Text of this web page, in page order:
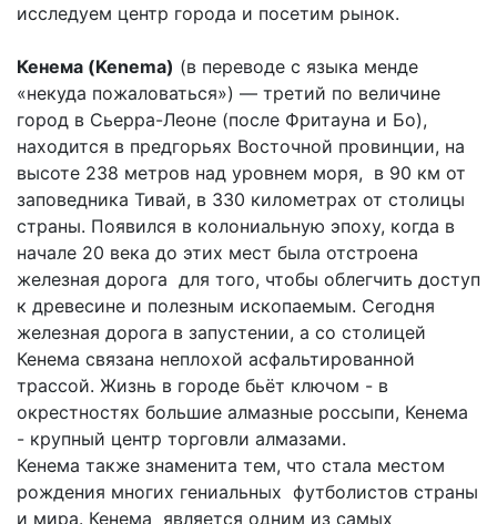
исследуем центр города и посетим рынок.
Кенема (Kenema) (в переводе с языка менде
«некуда пожаловаться») — третий по величине
город в Сьерра-Леоне (после Фритауна и Бо),
находится в предгорьях Восточной провинции, на
высоте 238 метров над уровнем моря, в 90 км от
заповедника Тивай, в 330 километрах от столицы
страны. Появился в колониальную эпоху, когда в
начале 20 века до этих мест была отстроена
железная дорога для того, чтобы облегчить доступ
к древесине и полезным ископаемым. Сегодня
железная дорога в запустении, а со столицей
Кенема связана неплохой асфальтированной
трассой. Жизнь в городе бьёт ключом - в
окрестностях большие алмазные россыпи, Кенема
- крупный центр торговли алмазами.
Кенема также знаменита тем, что стала местом
рождения многих гениальных футболистов страны
и мира. Кенема является одним из самых